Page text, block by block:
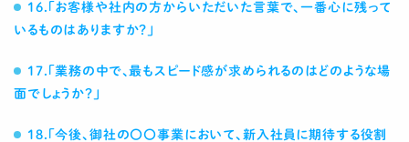
16.「お客様や社内の方からいただいた言葉で、一番心に残って
いるものはありますか？」
17.「業務の中で、最もスピード感が求められるのはどのような場
面でしょうか？」
18.「今後、御社の〇〇事業において、新入社員に期待する役割